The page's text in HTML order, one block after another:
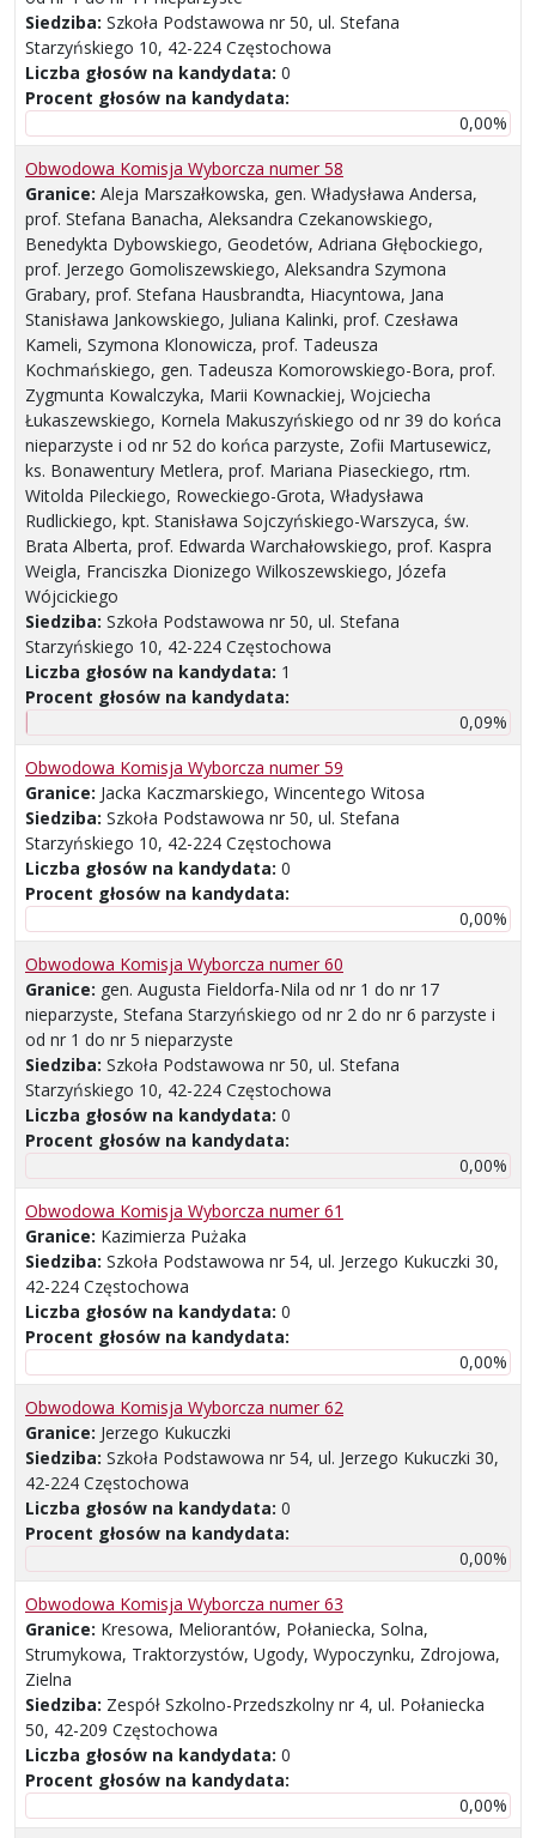
Siedziba: Szkoła Podstawowa nr 50, ul. Stefana
Starzyńskiego 10, 42-224 Częstochowa
Liczba głosów na kandydata: 0
Procent głosów na kandydata:
0,00%
Obwodowa Komisja Wyborcza numer 58
Granice: Aleja Marszałkowska, gen. Władysława Andersa,
prof. Stefana Banacha, Aleksandra Czekanowskiego,
Benedykta Dybowskiego, Geodetów, Adriana Głębockiego,
prof. Jerzego Gomoliszewskiego, Aleksandra Szymona
Grabary, prof. Stefana Hausbrandta, Hiacyntowa, Jana
Stanisława Jankowskiego, Juliana Kalinki, prof. Czesława
Kameli, Szymona Klonowicza, prof. Tadeusza
Kochmańskiego, gen. Tadeusza Komorowskiego-Bora, prof.
Zygmunta Kowalczyka, Marii Kownackiej, Wojciecha
Łukaszewskiego, Kornela Makuszyńskiego od nr 39 do końca
nieparzyste i od nr 52 do końca parzyste, Zofii Martusewicz,
ks. Bonawentury Metlera, prof. Mariana Piaseckiego, rtm.
Witolda Pileckiego, Roweckiego-Grota, Władysława
Rudlickiego, kpt. Stanisława Sojczyńskiego-Warszyca, św.
Brata Alberta, prof. Edwarda Warchałowskiego, prof. Kaspra
Weigla, Franciszka Dionizego Wilkoszewskiego, Józefa
Wójcickiego
Siedziba: Szkoła Podstawowa nr 50, ul. Stefana
Starzyńskiego 10, 42-224 Częstochowa
Liczba głosów na kandydata: 1
Procent głosów na kandydata:
0,09%
Obwodowa Komisja Wyborcza numer 59
Granice: Jacka Kaczmarskiego, Wincentego Witosa
Siedziba: Szkoła Podstawowa nr 50, ul. Stefana
Starzyńskiego 10, 42-224 Częstochowa
Liczba głosów na kandydata: 0
Procent głosów na kandydata:
0,00%
Obwodowa Komisja Wyborcza numer 60
Granice: gen. Augusta Fieldorfa-Nila od nr 1 do nr 17
nieparzyste, Stefana Starzyńskiego od nr 2 do nr 6 parzyste i
od nr 1 do nr 5 nieparzyste
Siedziba: Szkoła Podstawowa nr 50, ul. Stefana
Starzyńskiego 10, 42-224 Częstochowa
Liczba głosów na kandydata: 0
Procent głosów na kandydata:
0,00%
Obwodowa Komisja Wyborcza numer 61
Granice: Kazimierza Pużaka
Siedziba: Szkoła Podstawowa nr 54, ul. Jerzego Kukuczki 30,
42-224 Częstochowa
Liczba głosów na kandydata: 0
Procent głosów na kandydata:
0,00%
Obwodowa Komisja Wyborcza numer 62
Granice: Jerzego Kukuczki
Siedziba: Szkoła Podstawowa nr 54, ul. Jerzego Kukuczki 30,
42-224 Częstochowa
Liczba głosów na kandydata: 0
Procent głosów na kandydata:
0,00%
Obwodowa Komisja Wyborcza numer 63
Granice: Kresowa, Meliorantów, Połaniecka, Solna,
Strumykowa, Traktorzystów, Ugody, Wypoczynku, Zdrojowa,
Zielna
Siedziba: Zespół Szkolno-Przedszkolny nr 4, ul. Połaniecka
50, 42-209 Częstochowa
Liczba głosów na kandydata: 0
Procent głosów na kandydata:
0,00%